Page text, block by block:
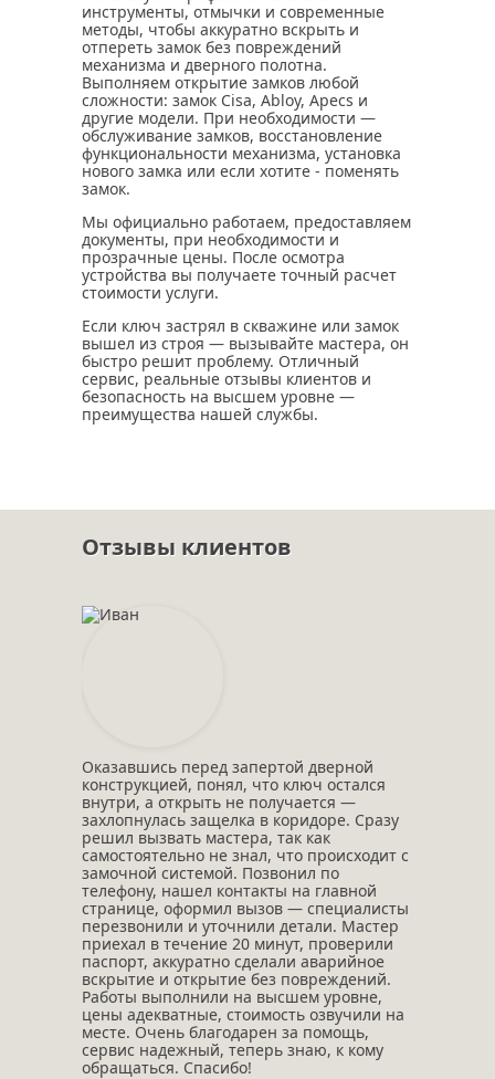
инструменты, отмычки и современные
методы, чтобы аккуратно вскрыть и
отпереть замок без повреждений
механизма и дверного полотна.
Выполняем открытие замков любой
сложности: замок Cisa, Abloy, Apecs и
другие модели. При необходимости —
обслуживание замков, восстановление
функциональности механизма, установка
нового замка или если хотите - поменять
замок.
Мы официально работаем, предоставляем
документы, при необходимости и
прозрачные цены. После осмотра
устройства вы получаете точный расчет
стоимости услуги.
Если ключ застрял в скважине или замок
вышел из строя — вызывайте мастера, он
быстро решит проблему. Отличный
сервис, реальные отзывы клиентов и
безопасность на высшем уровне —
преимущества нашей службы.
Отзывы клиентов
Оказавшись перед запертой дверной
конструкцией, понял, что ключ остался
внутри, а открыть не получается —
захлопнулась защелка в коридоре. Сразу
решил вызвать мастера, так как
самостоятельно не знал, что происходит с
замочной системой. Позвонил по
телефону, нашел контакты на главной
странице, оформил вызов — специалисты
перезвонили и уточнили детали. Мастер
приехал в течение 20 минут, проверили
паспорт, аккуратно сделали аварийное
вскрытие и открытие без повреждений.
Работы выполнили на высшем уровне,
цены адекватные, стоимость озвучили на
месте. Очень благодарен за помощь,
сервис надежный, теперь знаю, к кому
обращаться. Спасибо!